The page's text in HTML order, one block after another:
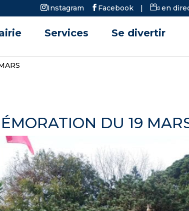
Instagram Facebook | en
Services Se divertir
DU 19